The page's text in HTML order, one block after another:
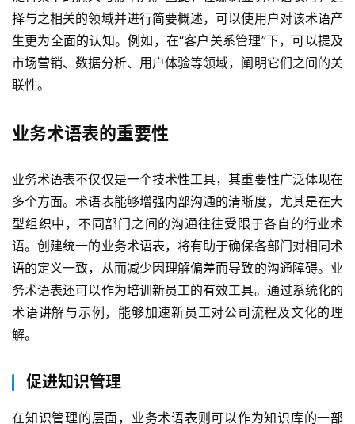
最
动
产
品
解
决
方
案
态
择与之相关的领域并进行简要概述，可以使用户对该术语产
生更为全面的认知。例如，在“客户关系管理”下，可以提及
市场营销、数据分析、用户体验等领域，阐明它们之间的关
联性。
业务术语表的重要性
业务术语表不仅仅是一个技术性工具，其重要性广泛体现在
多个方面。术语表能够增强内部沟通的清晰度，尤其是在大
型组织中，不同部门之间的沟通往往受限于各自的行业术
语。创建统一的业务术语表，将有助于确保各部门对相同术
语的定义一致，从而减少因理解偏差而导致的沟通障碍。业
务术语表还可以作为培训新员工的有效工具。通过系统化的
术语讲解与示例，能够加速新员工对公司流程及文化的理
解。
促进知识管理
在知识管理的层面，业务术语表则可以作为知识库的一部